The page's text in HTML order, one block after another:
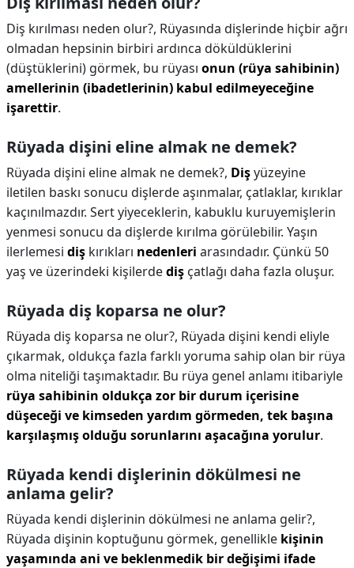
Diş kırılması neden olur?, Rüyasında dişlerinde hiçbir ağrı
olmadan hepsinin birbiri ardınca döküldüklerini
(düştüklerini) görmek, bu rüyası onun (rüya sahibinin)
amellerinin (ibadetlerinin) kabul edilmeyeceğine
işarettir.
Rüyada dişini eline almak ne demek?
Rüyada dişini eline almak ne demek?, Dişyüzeyine
iletilen baskı sonucu dişlerde aşınmalar, çatlaklar, kırıklar
kaçınılmazdır. Sert yiyeceklerin, kabuklu kuruyemişlerin
yenmesi sonucu da dişlerde kırılma görülebilir. Yaşın
ilerlemesi diş kırıkları nedenleri arasındadır. Çünkü 50
yaş ve üzerindeki kişilerdediş çatlağı daha fazla oluşur.
Rüyada diş koparsa ne olur?
Rüyada diş koparsa ne olur?, Rüyada dişini kendi eliyle
çıkarmak, oldukça fazla farklı yoruma sahip olan bir rüya
olma niteliği taşımaktadır. Bu rüya genel anlamı itibariyle
rüya sahibinin oldukça zor bir durum içerisine
düşeceği ve kimseden yardım görmeden, tek başına
karşılaşmış olduğu sorunlarını aşacağına yorulur.
Rüyada kendi dişlerinin dökülmesi ne
anlama gelir?
Rüyada kendi dişlerinin dökülmesi ne anlama gelir?,
Rüyada dişinin koptuğunu görmek, genellikle kişinin
yaşamında ani ve beklenmedik bir değişimi ifade